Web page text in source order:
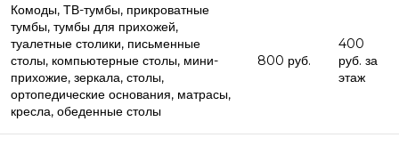
Комоды, ТВ-тумбы, прикроватные
тумбы, тумбы для прихожей,
туалетные столики, письменные
столы, компьютерные столы, мини-
прихожие, зеркала, столы,
ортопедические основания, матрасы,
кресла, обеденные столы
800 руб.
400
руб. за
этаж